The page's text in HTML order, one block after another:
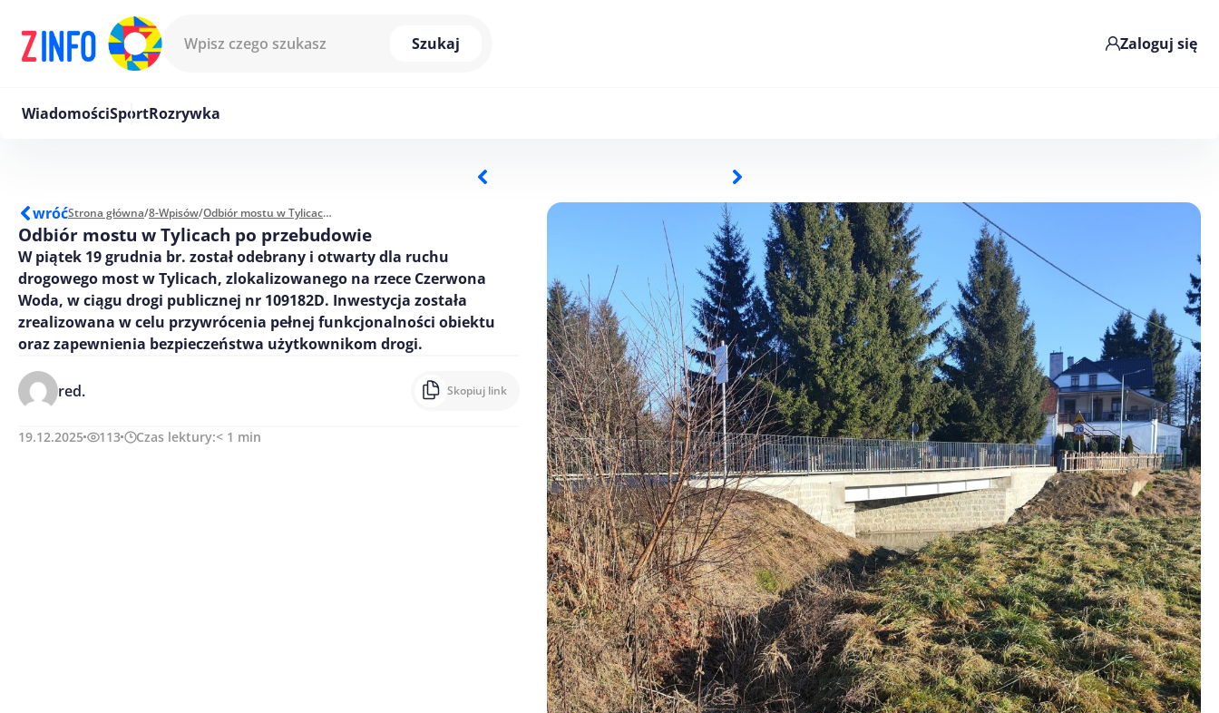
Szukaj
Zaloguj się
WiadomościSportRozrywka
wróćStrona główna/8-Wpisów/ Odbiór mostu w Tylicach po przebudowie
Odbiór mostu w Tylicach po przebudowie
W piątek 19 grudnia br. został odebrany i otwarty dla ruchu
drogowego most w Tylicach, zlokalizowanego na rzece Czerwona
Woda, w ciągu drogi publicznej nr 109182D. Inwestycja została
zrealizowana w celu przywrócenia pełnej funkcjonalności obiektu
oraz zapewnienia bezpieczeństwa użytkownikom drogi.
red. Skopiuj link
19.12.2025 113 Czas lektury:< 1 min